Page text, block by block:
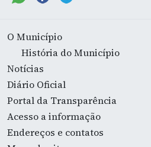
O Município
História do Município
Notícias
Diário Oficial
Portal da Transparência
Acesso a informação
Endereços e contatos